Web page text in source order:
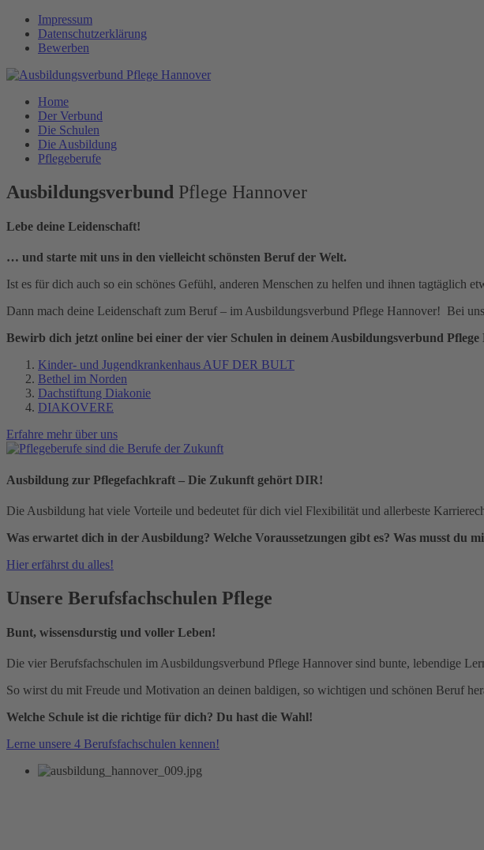
Impressum
Datenschutzerklärung
Bewerben
Home
Der Verbund
Die Schulen
Die Ausbildung
Pflegeberufe
Ausbildungsverbund Pflege Hannover
Lebe deine Leidenschaft!
… und starte mit uns in den vielleicht schönsten Beruf der Welt.
Ist es für dich auch so ein schönes Gefühl, anderen Menschen zu helfen und ihnen tagtäglich
Dann mach deine Leidenschaft zum Beruf – im Ausbildungsverbund Pflege Hannover! Bei
Bewirb dich jetzt online bei einer der vier Schulen in deinem Ausbildungsverbund Pflege
Kinder- und Jugendkrankenhaus AUF DER BULT
Bethel im Norden
Dachstiftung Diakonie
DIAKOVERE
Erfahre mehr über uns
Ausbildung zur Pflegefachkraft – Die Zukunft gehört DIR!
Die Ausbildung hat viele Vorteile und bedeutet für dich viel Flexibilität und allerbeste
Was erwartet dich in der Ausbildung? Welche Voraussetzungen gibt es? Was musst du
Hier erfährst du alles!
Unsere Berufsfachschulen Pflege
Bunt, wissensdurstig und voller Leben!
Die vier Berufsfachschulen im Ausbildungsverbund Pflege Hannover sind bunte, lebendige
So wirst du mit Freude und Motivation an deinen baldigen, so wichtigen und schönen Beruf
Welche Schule ist die richtige für dich? Du hast die Wahl!
Lerne unsere 4 Berufsfachschulen kennen!